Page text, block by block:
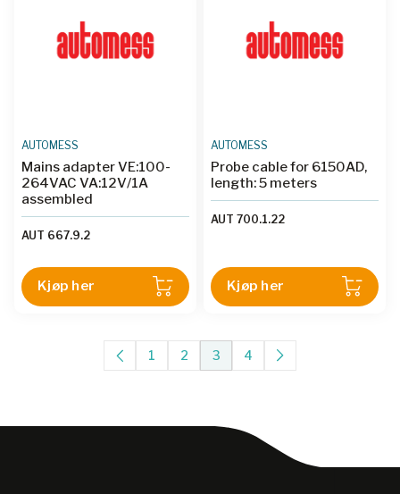
AUTOMESS
Mains adapter VE:100-
264VAC VA:12V/1A
assembled
AUT 667.9.2
Kjøp her
AUTOMESS
Probe cable for 6150AD,
length: 5 meters
AUT 700.1.22
Kjøp her
1 2 3 4